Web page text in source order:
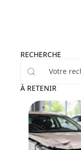
RECHERCHE
À RETENIR